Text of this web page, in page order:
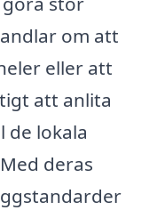
om att
eller att
att anlita
de lokala
deras